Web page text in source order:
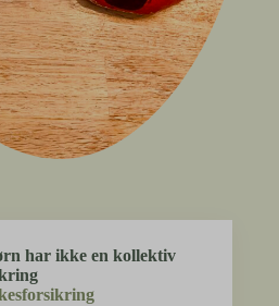
har ikke en kollektiv